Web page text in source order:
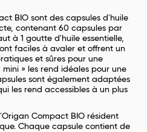
BIO sont des capsules d'huile
contenant 60 capsules par
à 1 goutte d'huile essentielle,
faciles à avaler et offrent un
et sûres pour une
» les rend idéales pour une
sont également adaptées
les rend accessibles à un plus
Compact BIO résident
Chaque capsule contient de